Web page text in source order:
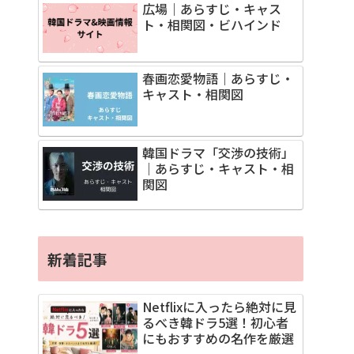
広場｜あらすじ・キャス
ト・相関図・ビハインド
春画恋愛物語｜あらすじ・
キャスト・相関図
韓国ドラマ「交渉の技術」
｜あらすじ・キャスト・相
関図
新着記事
Netflixに入ったら絶対に見
るべき韓ドラ5選！初心者
にもおすすめの名作を厳選